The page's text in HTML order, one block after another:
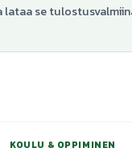
se
KOULU & OPPIMINEN